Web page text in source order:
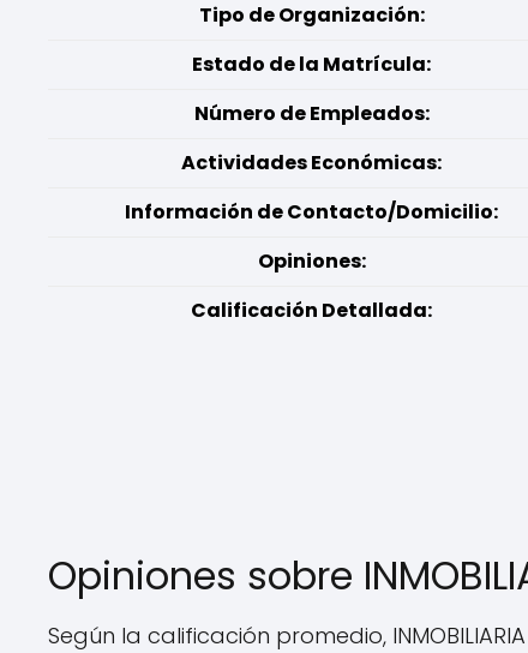
Tipo de Organización:
Estado de la Matrícula:
Número de Empleados:
Actividades Económicas:
Información de Contacto/Domicilio:
Opiniones:
Calificación Detallada:
Opiniones sobre
Según la calificación promedio,